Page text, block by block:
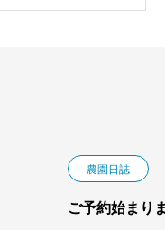
農園日誌
ご予約始まり